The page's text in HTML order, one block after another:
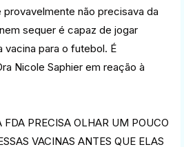
não precisava da
sequer é capaz de jogar
para o futebol. É
Nicole Saphier em reação à
FDA PRECISA OLHAR UM POUCO
VACINAS ANTES QUE ELAS